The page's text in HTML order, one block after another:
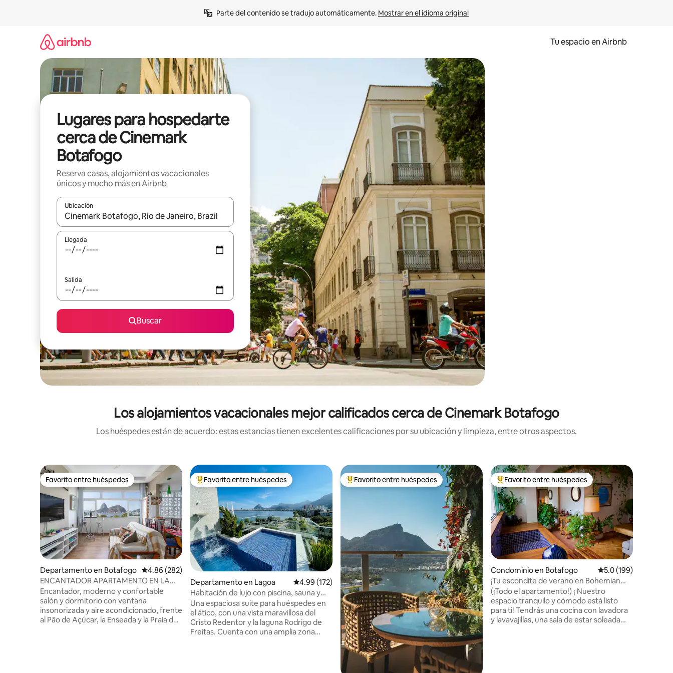
Parte del contenido se tradujo automáticamente. Mostrar en el idioma original
Tu espacio en Airbnb
Lugares para hospedarte
cerca de Cinemark
Botafogo
Reserva casas, alojamientos vacacionales
únicos y mucho más en Airbnb
Ubicación
Cuando los resultados estén disponibles, podrás navegar usando las teclas de las flechas hacia arriba y hacia abajo, o bien tocando y deslizando la pantalla.
Llegada
Salida
Buscar
Los alojamientos vacacionales mejor calificados cerca de Cinemark Botafogo
Los huéspedes están de acuerdo: estas estancias tienen excelentes calificaciones por su ubicación y limpieza, entre otros aspectos.
Favorito entre huéspedes
Favorito entre huéspedes
Departamento en Botafogo Calificación promedio: 4.86 de 5; 282 evaluaciones
4.86 (282)
ENCANTADOR APARTAMENTO EN LA
PLAYA DE BOTAFOGO
Encantador, moderno y confortable
salón y dormitorio con ventana
insonorizada y aire acondicionado, frente
al Pão de Açúcar, la Enseada y la Praia de
De los mejores en Favorito entre huéspedes
Favorito entre huéspedes
Departamento en Lagoa Calificación promedio: 4.99 de 5; 172 evaluaciones
4.99 (172)
Habitación de lujo con piscina, sauna y
privacidad.
Una espaciosa suite para huéspedes en
el ático, con una vista maravillosa del
Cristo Redentor y la laguna Rodrigo de
Freitas. Cuenta con una amplia zona
De los mejores en Favorito entre huéspedes
Favorito entre huéspedes De los mejores en Favorito entre huéspedes
Favorito entre huéspedes
Condominio en Botafogo Calificación
5.0 (199)
¡Tu escondite de verano en Bohemian
Botafogo!
(¡Todo el apartamento!) ¡ Nuestro
espacio tranquilo y cómodo está listo
para ti! Tendrás una cocina con lavadora
y lavavajillas, una sala de estar soleada